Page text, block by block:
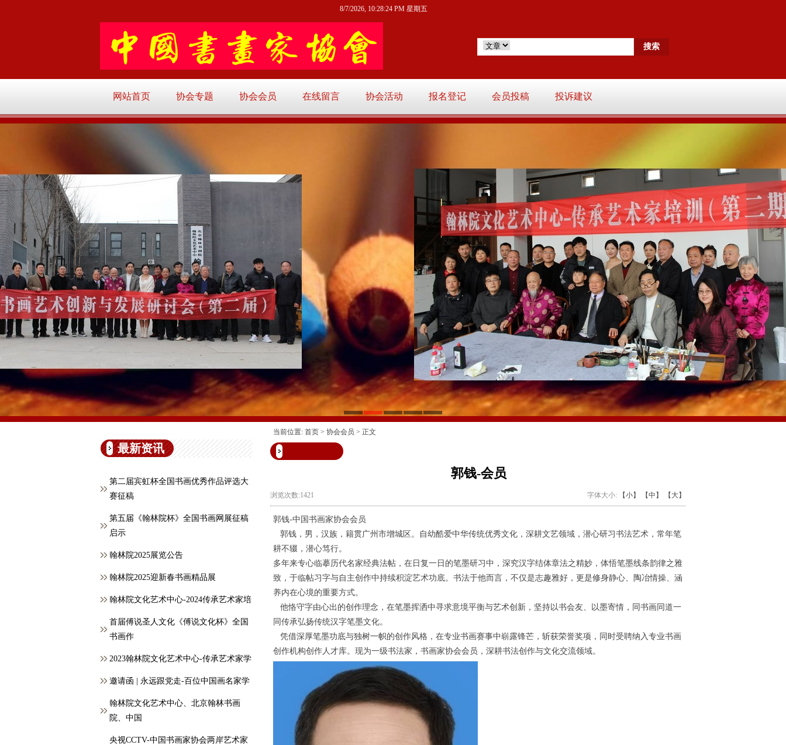
网站首页 协会专题 协会会员 在线留言 协会活动 报名登记 会员投稿 投诉建议
8/7/2026, 10:28:26 PM 星期五
1 2 3
最新资讯
第二届宾虹杯全国书画优秀作品评选大
赛征稿
第五届《翰林院杯》全国书画网展征稿
启示
翰林院2025展览公告
翰林院2025迎新春书画精品展
翰林院文化艺术中心-2024传承艺术家培
首届傅说圣人文化《傅说文化杯》全国
书画作
2023翰林院文化艺术中心-传承艺术家学
邀请函 | 永远跟党走-百位中国画名家学
翰林院文化艺术中心、北京翰林书画
院、中国
央视CCTV-中国书画家协会两岸艺术家
当前位置: 首页 > 协会会员 > 正文
郭钱-会员
浏览次数:1421 字体大小: 【小】 【中】 【大】
郭钱-中国书画家协会会员
郭钱，男，汉族，籍贯广州市增城区。自幼酷爱中华传统优秀文化，深耕文艺领域，潜心研习书法艺术，常年笔
耕不辍，潜心笃行。
多年来专心临摹历代名家经典法帖，在日复一日的笔墨研习中，深究汉字结体章法之精妙，体悟笔墨线条韵律之雅
致，于临帖习字与自主创作中持续积淀艺术功底。书法于他而言，不仅是志趣雅好，更是修身静心、陶冶情操、涵
养内在心境的重要方式。
他恪守字由心出的创作理念，在笔墨挥洒中寻求意境平衡与艺术创新，坚持以书会友、以墨寄情，同书画同道一
同传承弘扬传统汉字笔墨文化。
凭借深厚笔墨功底与独树一帜的创作风格，在专业书画赛事中崭露锋芒，斩获荣誉奖项，同时受聘纳入专业书画
创作机构创作人才库。现为一级书法家，书画家协会会员，深耕书法创作与文化交流领域。